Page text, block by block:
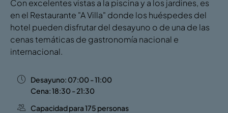
Con excelentes vistas a la piscina y a los jardines, es
en el Restaurante "A Villa" donde los huéspedes del
hotel pueden disfrutar del desayuno o de una de las
cenas temáticas de gastronomía nacional e
internacional.
Desayuno: 07:00 - 11:00
Cena: 18:30 - 21:30
Capacidad para 175 personas